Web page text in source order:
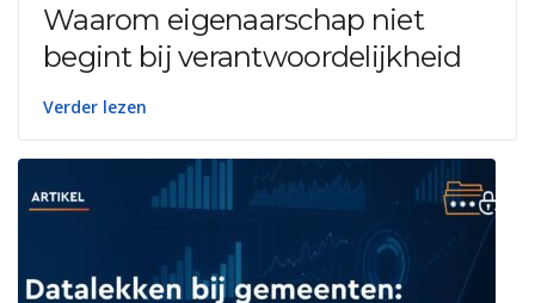
Waarom eigenaarschap niet
begint bij verantwoordelijkheid
Verder lezen